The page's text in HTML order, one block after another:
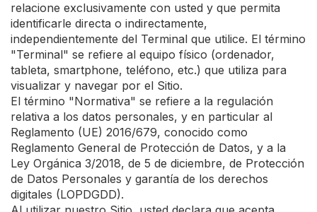
relacione exclusivamente con usted y que permita
identificarle directa o indirectamente,
independientemente del Terminal que utilice. El término
"Terminal" se refiere al equipo físico (ordenador,
tableta, smartphone, teléfono, etc.) que utiliza para
visualizar y navegar por el Sitio.
El término "Normativa" se refiere a la regulación
relativa a los datos personales, y en particular al
Reglamento (UE) 2016/679, conocido como
Reglamento General de Protección de Datos, y a la
Ley Orgánica 3/2018, de 5 de diciembre, de Protección
de Datos Personales y garantía de los derechos
digitales (LOPDGDD).